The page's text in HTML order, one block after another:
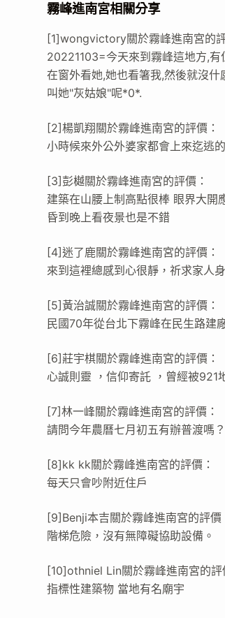
霧峰進南宮相關分享
[1]wongvictory關於霧峰進南宮的評
20221103=今天來到霧峰這地方,
在窗外看她,她也看箸我,然後就沒
叫她"灰姑娘"呢*0*.
[2]楊凱翔關於霧峰進南宮的評價：
小時候來外公外婆家都會上來迄逃
[3]彭樾關於霧峰進南宮的評價：
建築在山腰上制高點很棒 眼界大開
昏到晚上看夜景也是不錯
[4]迷了鹿關於霧峰進南宮的評價：
來到這裡總感到心很靜，祈求家人
[5]黃治誠關於霧峰進南宮的評價：
民國70年從台北下霧峰在民生路建
[6]莊宇棋關於霧峰進南宮的評價：
心誠則靈 ，信仰寄託 ，曾經被921
[7]林一峰關於霧峰進南宮的評價：
請問今年農曆七月初五有辦普渡嗎？
[8]kk kk關於霧峰進南宮的評價：
每天只會吵附近住戶
[9]Benji本吉關於霧峰進南宮的評價
階梯危險，沒有無障礙協助設備。
[10]othniel Lin關於霧峰進南宮的評
指標性建築物 當地有名廟宇